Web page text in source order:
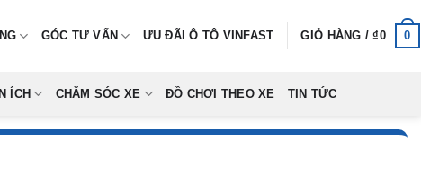
GÓC TƯ VẤN ƯU ĐÃI Ô TÔ VINFAST GIỎ HÀNG /₫0 0
ÍCH CHĂM SÓC XE ĐỒ CHƠI THEO XE TIN TỨC